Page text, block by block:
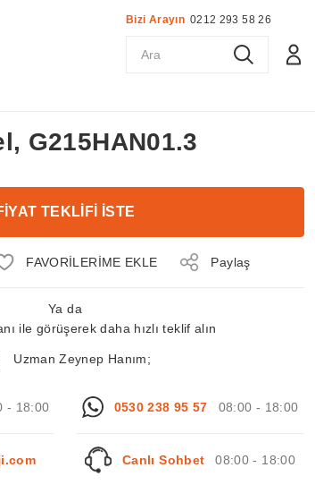
Bizi Arayın 0212 293 58 26
G215HAN01.3
TEKLİFİ İSTE
Paylaş
Ya da
ile görüşerek daha hızlı teklif alın
Uzman Zeynep Hanım;
- 18:00 0530 238 95 57 08:00 - 18:00
Canlı Sohbet 08:00 - 18:00